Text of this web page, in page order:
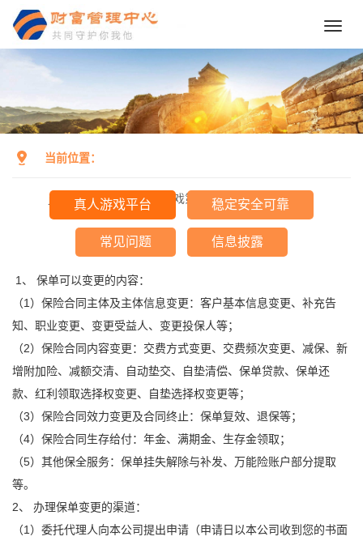
当前位置：
j9九游会首页>J9真人游戏第一品牌>真人游戏平台
真人游戏平台 稳定安全可靠
常见问题 信息披露
1、 保单可以变更的内容：
（1）保险合同主体及主体信息变更：客户基本信息变更、补充告
知、职业变更、变更受益人、变更投保人等；
（2）保险合同内容变更：交费方式变更、交费频次变更、减保、新
增附加险、减额交清、自动垫交、自垫清偿、保单贷款、保单还
款、红利领取选择权变更、自垫选择权变更等；
（3）保险合同效力变更及合同终止：保单复效、退保等；
（4）保险合同生存给付：年金、满期金、生存金领取；
（5）其他保全服务：保单挂失解除与补发、万能险账户部分提取
等。
2、 办理保单变更的渠道：
（1）委托代理人向本公司提出申请（申请日以本公司收到您的书面